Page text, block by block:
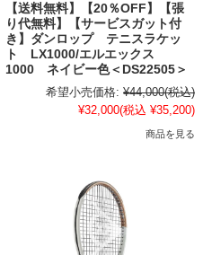
【送料無料】【20％OFF】【張
り代無料】【サービスガット付
き】ダンロップ テニスラケッ
ト LX1000/エルエックス
1000 ネイビー色＜DS22505＞
希望小売価格: ¥44,000(税込)
¥32,000(税込 ¥35,200)
商品を見る